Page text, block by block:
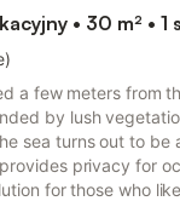
• 30 m² • 1
)
a few meters from
by lush
sea turns out to be
privacy for
for those who